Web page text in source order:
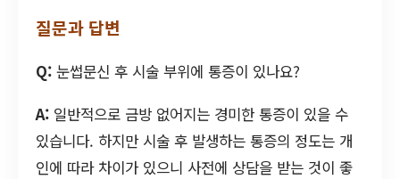
질문과 답변
Q: 눈썹문신 후 시술 부위에 통증이 있나요?
A: 일반적으로 금방 없어지는 경미한 통증이 있을 수
있습니다. 하지만 시술 후 발생하는 통증의 정도는 개
인에 따라 차이가 있으니 사전에 상담을 받는 것이 좋